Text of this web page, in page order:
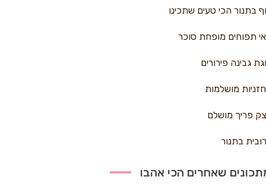
בתנור הכי טעים שתכינו
תפוחים מופחת סוכר
גבינה פירורים
מושלמות
פריך מושלם
בתנור
שאחרים הכי אהבו